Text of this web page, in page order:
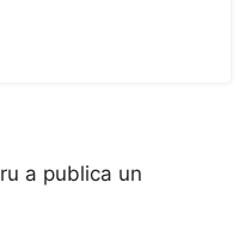
a publica un